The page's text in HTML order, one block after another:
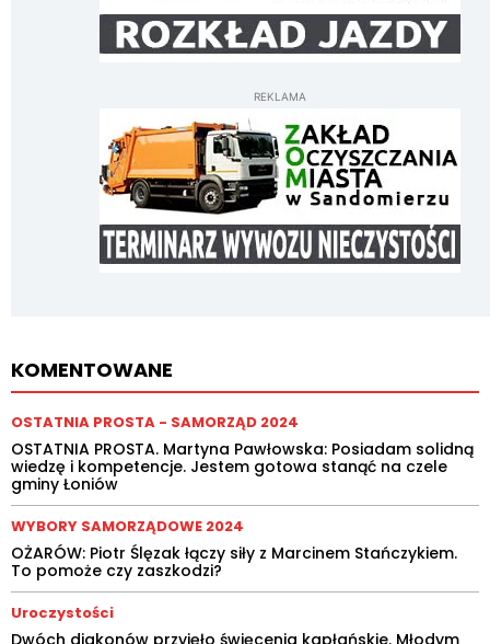
REKLAMA
KOMENTOWANE
OSTATNIA PROSTA - SAMORZĄD 2024
OSTATNIA PROSTA. Martyna Pawłowska: Posiadam solidną
wiedzę i kompetencje. Jestem gotowa stanąć na czele
gminy Łoniów
WYBORY SAMORZĄDOWE 2024
OŻARÓW: Piotr Ślęzak łączy siły z Marcinem Stańczykiem.
To pomoże czy zaszkodzi?
Uroczystości
Dwóch diakonów przyjęło święcenia kapłańskie. Młodym